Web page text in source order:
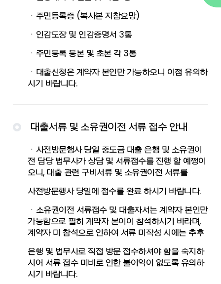
ㆍ주민등록증 (복사본 지참요망)
ㆍ인감도장 및 인감증명서 3통
ㆍ주민등록 등본 및 초본 각 3통
ㆍ대출신청은 계약자 본인만 가능하오니 이점 유의하
시기 바랍니다.
대출서류 및 소유권이전 서류 접수 안내
ㆍ사전방문행사 당일 중도금 대출 은행 및 소유권이
전 담당 법무사가 상담 및 서류접수를 진행 할 예쩡이
오니, 대출 관련 구비서류 및 소유권이전 서류를
사전방문행사 당일에 접수를 완료 하시기 바랍니다.
ㆍ소유권이전 서류접수 및 대출자서는 계약자 본인만
가능함으로 필히 계약자 본이이 참석하시기 바라며,
계약자 미 참석으로 인하여 서류 미작성 시에는 추후
은행 및 법무사로 직접 방문 접수하셔야 함을 숙지하
시어 서류 접수 미비로 인한 불이익이 없도록 유의하
시기 바랍니다.